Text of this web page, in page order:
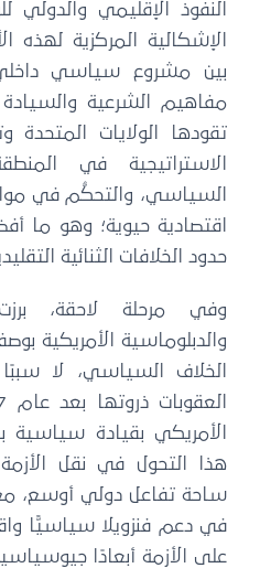
النفوذ الإقليمي والدولي
الإشكالية المركزية لهذه
بين مشروع سياسي
مفاهيم الشرعية والسيادة
تقودها الولايات
الاستراتيجية في
السياسي، والتحكُّم في
اقتصادية حيوية؛ وهو ما
حدود الخلافات الثنائية
وفي مرحلة لاحقة، برزت
والدبلوماسية الأمريكية
الخلاف السياسي، لا
هذا التحول في نقل
ساحة تفاعل دولي أوسع،
في دعم فنزويلا سياسيًّا
على الأزمة أبعادًا